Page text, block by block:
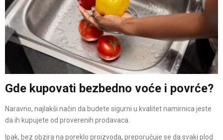
Gde kupovati bezbedno voće i povrće?
Naravno, najlakši način da budete sigurni u kvalitet namirnica jeste
da ih kupujete od proverenih prodavaca.
Ipak, bez obzira na poreklo proizvoda, preporučuje se da svaki plod